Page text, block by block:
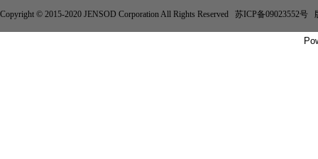
Copyright © 2015-2020 JENSOD Corporation All Rights Reserved 苏ICP备09023552